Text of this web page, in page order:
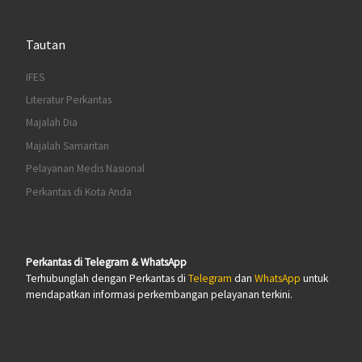
Tautan
IFES
Literatur Perkantas
Majalah Dia
Majalah Samaritan
Pelayanan Medis Nasional
Perkantas di Kota Anda
Perkantas di Telegram & WhatsApp
Terhubunglah dengan Perkantas di Telegram dan WhatsApp untuk
mendapatkan informasi perkembangan pelayanan terkini.